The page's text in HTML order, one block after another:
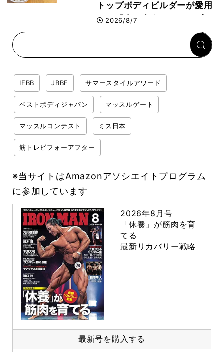
トップボディビルダーが愛用
する「米＋牛肉」のシンプル
回復メシとは？
2026/8/7
IFBB JBBF サマースタイルアワード
ベストボディジャパン マッスルゲート
マッスルコンテスト ミス日本
筋トレビフォーアフター
※当サイトはAmazonアソシエイトプログラム
に参加しています
2026年8月号
「休養」が筋肉を育
てる
最新リカバリー戦略
最新号を購入する